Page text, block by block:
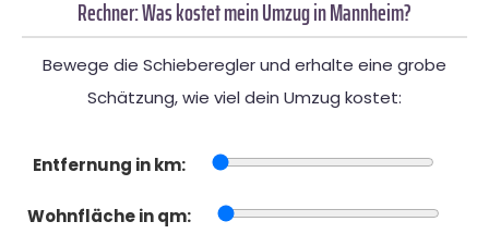
Rechner: Was kostet mein Umzug in Mannheim?
Bewege die Schieberegler und erhalte eine grobe
Schätzung, wie viel dein Umzug kostet:
Entfernung in km:
Wohnfläche in qm: